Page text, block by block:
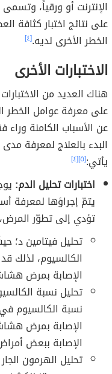
على نتائج اختبار كثافة
الخطر الأخرى لديه.[٤]
الاختبارات الأخرى
هناك العديد من
على معرفة عوامل الخطر
عن الأسباب الكامنة وراء
البدء بالعلاج لمعرفة
يأتي:[٥] [٤]
اختبارات تحليل الدم:
يتمّ إجراؤها لمعرفة
تؤدي إلى تطوّر
تحليل فيتامين د؛
الكالسيوم، لذلك
الإصابة بمرض
تحليل نسبة
نسبة الكالسيوم
الإصابة بمرض
الإصابة ببعض